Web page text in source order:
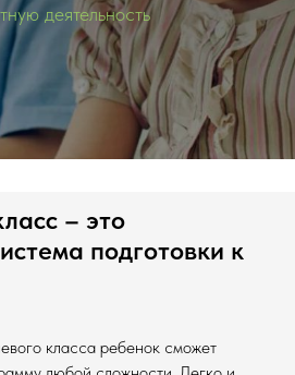
деятельность
– это
подготовки к
класса ребенок сможет